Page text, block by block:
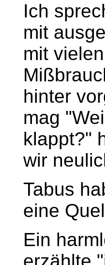
Ich
mit
mit
hinter
mag
klappt?"
wir
Tabus
eine
Ein